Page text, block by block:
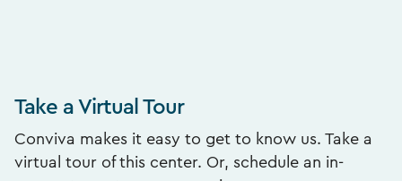
Take a Virtual Tour
Conviva makes it easy to get to know us. Take a
virtual tour of this center. Or, schedule an in-